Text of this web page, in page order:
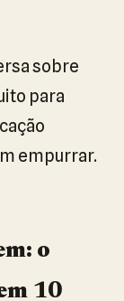
sobre
para
empurrar.
o
10